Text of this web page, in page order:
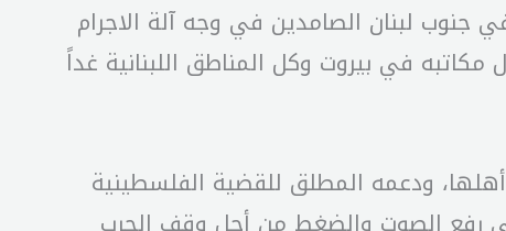
جنوب لبنان الصامدين في وجه آلة الاجرام
مكاتبه في بيروت وكل المناطق اللبنانية غداً
ودعمه المطلق للقضية الفلسطينية